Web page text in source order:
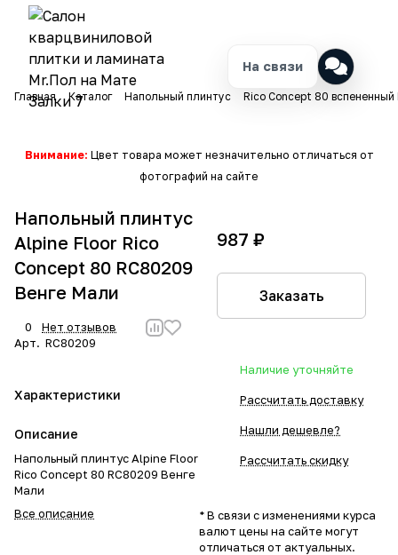
Главная Каталог Напольный плинтус Rico Concept 80
Внимание: Цвет товара может незначительно отличаться от
фотографий на сайте
Напольный плинтус
Alpine Floor Rico
Concept 80 RC80209
Венге Мали
0
Нет отзывов
Арт. RC80209
Характеристики
Описание
Напольный плинтус Alpine Floor
Rico Concept 80 RC80209 Венге
Мали
Все описание
987 ₽
Заказать
Наличие уточняйте
Рассчитать доставку
Нашли дешевле?
Рассчитать скидку
* В связи с изменениями курса
валют цены на сайте могут
отличаться от актуальных.
На связи